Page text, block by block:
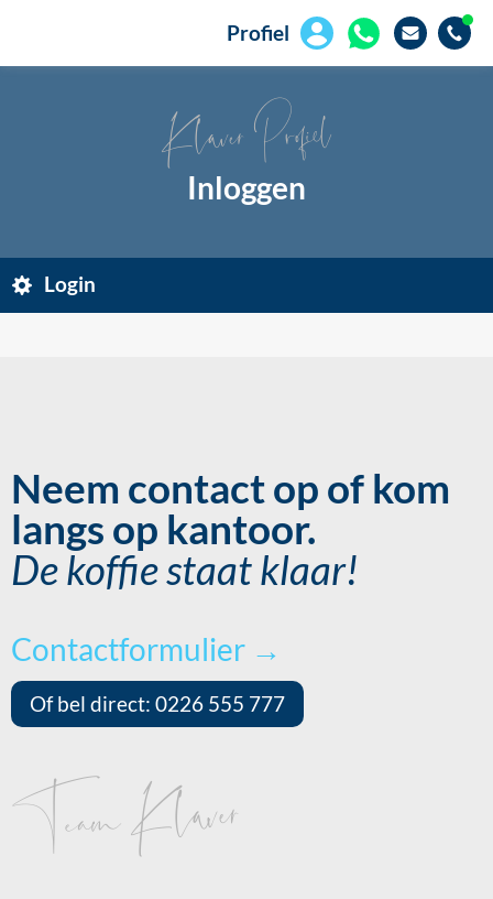
Profiel
Klaver Profiel
Inloggen
Login
Neem contact op of kom
langs op kantoor.
De koffie staat klaar!
Contactformulier →
Of bel direct: 0226 555 777
Team Klaver